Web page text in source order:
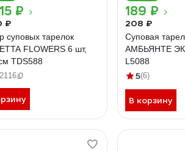
₽
₽
суповых тарелок
FLOWERS 6 шт,
TDS588
189 ₽
208 ₽
Суповая
АМБЬЯНТЕ
L5088
5(6)
В корзину